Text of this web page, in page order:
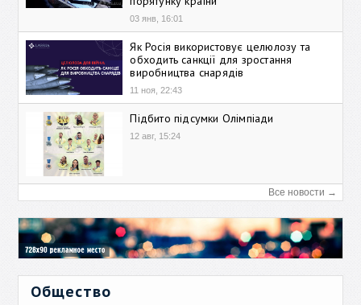
03 янв, 16:01
Як Росія використовує целюлозу та
обходить санкції для зростання
виробництва снарядів
11 ноя, 22:43
Підбито підсумки Олімпіади
12 авг, 15:24
Все новости →
Общество